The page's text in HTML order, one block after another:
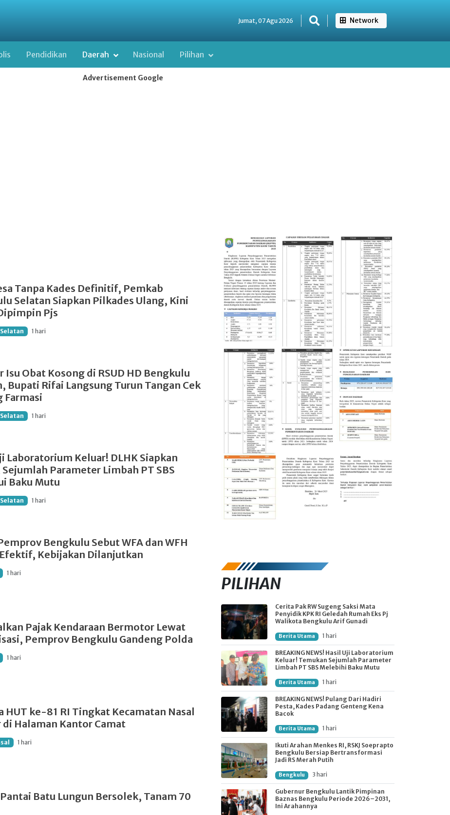
Jumat, 07 Agu 2026 Network
Pendidikan Daerah Nasional Pilihan
Advertisement Google
Tanpa Kades Definitif, Pemkab
Selatan Siapkan Pilkades Ulang, Kini
Pjs
1 hari
Isu Obat Kosong di RSUD HD Bengkulu
Bupati Rifai Langsung Turun Tangan Cek
Farmasi
1 hari
Laboratorium Keluar! DLHK Siapkan
Sejumlah Parameter Limbah PT SBS
Baku Mutu
1 hari
Bengkulu Sebut WFA dan WFH
Kebijakan Dilanjutkan
1 hari
Pajak Kendaraan Bermotor Lewat
Pemprov Bengkulu Gandeng Polda
1 hari
HUT ke-81 RI Tingkat Kecamatan Nasal
di Halaman Kantor Camat
1 hari
Batu Lungun Bersolek, Tanam 70
PILIHAN
Cerita Pak RW Sugeng Saksi Mata
Penyidik KPK RI Geledah Rumah Eks Pj
Walikota Bengkulu Arif Gunadi
Berita Utama 1 hari
BREAKING NEWS! Hasil Uji Laboratorium
Keluar! Temukan Sejumlah Parameter
Limbah PT SBS Melebihi Baku Mutu
Berita Utama 1 hari
BREAKING NEWS! Pulang Dari Hadiri
Pesta, Kades Padang Genteng Kena
Bacok
Berita Utama 1 hari
Ikuti Arahan Menkes RI, RSKJ Soeprapto
Bengkulu Bersiap Bertransformasi
Jadi RS Merah Putih
Bengkulu 3 hari
Gubernur Bengkulu Lantik Pimpinan
Baznas Bengkulu Periode 2026–2031,
Ini Arahannya